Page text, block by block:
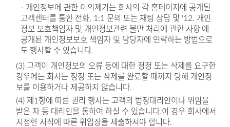
- 개인정보에 관한 이의제기는 회사의 각 홈페이지에 공개된
고객센터를 통한 전화, 1:1 문의 또는 채팅 상담 및 '12. 개인
정보 보호책임자 및 개인정보관련 불만 처리에 관한 사항'에
공개된 개인정보보호 책임자 및 담당자에 연락하는 방법으로
도 행사할 수 있습니다.
(3) 고객이 개인정보의 오류 등에 대한 정정 또는 삭제를 요구한
경우에는 회사는 정정 또는 삭제를 완료할 때까지 당해 개인정
보를 이용하거나 제공하지 않습니다.
(4) 제1항에 따른 권리 행사는 고객의 법정대리인이나 위임을
받은 자 등 대리인을 통하여 하실 수 있습니다.이 경우 회사에서
지정한 서식에 따른 위임장을 제출하셔야 합니다.